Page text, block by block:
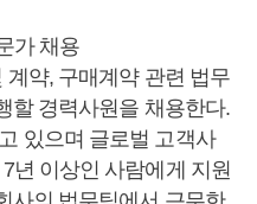
가 채용
약, 구매계약 관련 법무
할 경력사원을 채용한다.
있으며 글로벌 고객사
년 이상인 사람에게 지원